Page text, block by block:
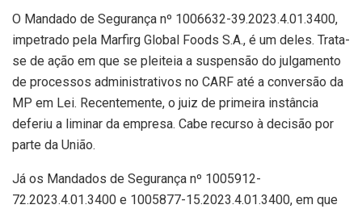
O Mandado de Segurança nº 1006632-39.2023.4.01.3400,
impetrado pela Marfirg Global Foods S.A., é um deles. Trata-
se de ação em que se pleiteia a suspensão do julgamento
de processos administrativos no CARF até a conversão da
MP em Lei. Recentemente, o juiz de primeira instância
deferiu a liminar da empresa. Cabe recurso à decisão por
parte da União.
Já os Mandados de Segurança nº 1005912-
72.2023.4.01.3400 e 1005877-15.2023.4.01.3400, em que